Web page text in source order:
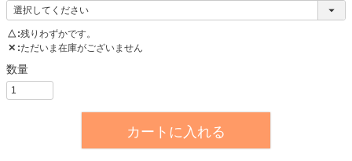
△ 残りわずかです。
✕ ただいま在庫がございません
カートに入れる